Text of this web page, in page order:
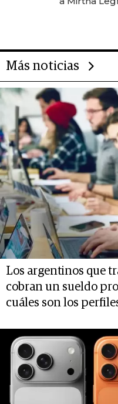
Más noticias
Los argentinos que
cobran un sueldo
cuáles son los